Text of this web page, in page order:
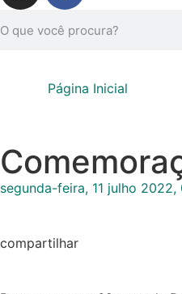
Página Inicial
segunda-feira, 11 julho 2022,
compartilhar